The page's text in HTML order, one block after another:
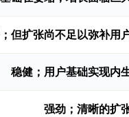
但扩张尚不足以弥补用
稳健；用户基础实现内
强劲；清晰的扩